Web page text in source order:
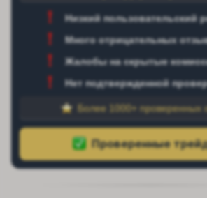
Низкий пользовательский
Много отрицательных
Жалобы на скрытые
Нет подтвержденной
Более 1000+ проверенных